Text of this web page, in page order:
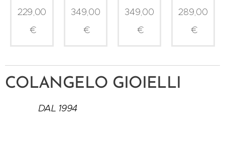
229,00
€
349,00
€
349,00
€
289,00
€
COLANGELO GIOIELLI
DAL 1994